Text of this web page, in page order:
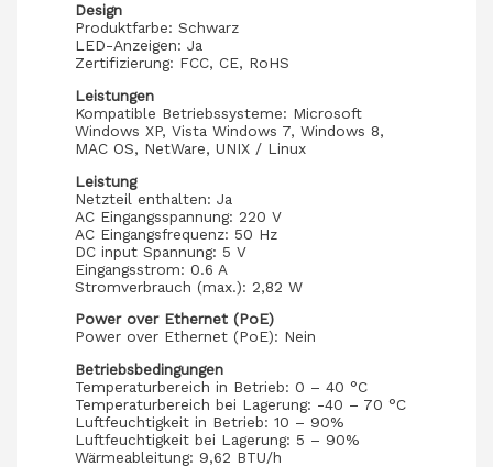
Design
Produktfarbe: Schwarz
LED-Anzeigen: Ja
Zertifizierung: FCC, CE, RoHS
Leistungen
Kompatible Betriebssysteme: Microsoft
Windows XP, Vista Windows 7, Windows 8,
MAC OS, NetWare, UNIX / Linux
Leistung
Netzteil enthalten: Ja
AC Eingangsspannung: 220 V
AC Eingangsfrequenz: 50 Hz
DC input Spannung: 5 V
Eingangsstrom: 0.6 A
Stromverbrauch (max.): 2,82 W
Power over Ethernet (PoE)
Power over Ethernet (PoE): Nein
Betriebsbedingungen
Temperaturbereich in Betrieb: 0 – 40 °C
Temperaturbereich bei Lagerung: -40 – 70 °C
Luftfeuchtigkeit in Betrieb: 10 – 90%
Luftfeuchtigkeit bei Lagerung: 5 – 90%
Wärmeableitung: 9,62 BTU/h